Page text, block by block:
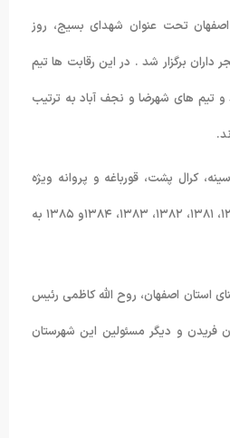
تحت عنوان شهدای بسیج، روز
فجر داران برگزار شد . در این رقابت ها تیم
و تیم های شهرضا و نجف آباد به ترتیب
کرال پشت، قورباغه و پروانه ویژه
متولدین سال های ۱۳۷۹، ۱۳۸۰، ۱۳۸۱، ۱۳۸۲، ۱۳۸۳، ۱۳۸۴و ۱۳۸۵ به
استان اصفهان، روح الله کاظمی رئیس
فریدن و دیگر مسئولین این شهرستان